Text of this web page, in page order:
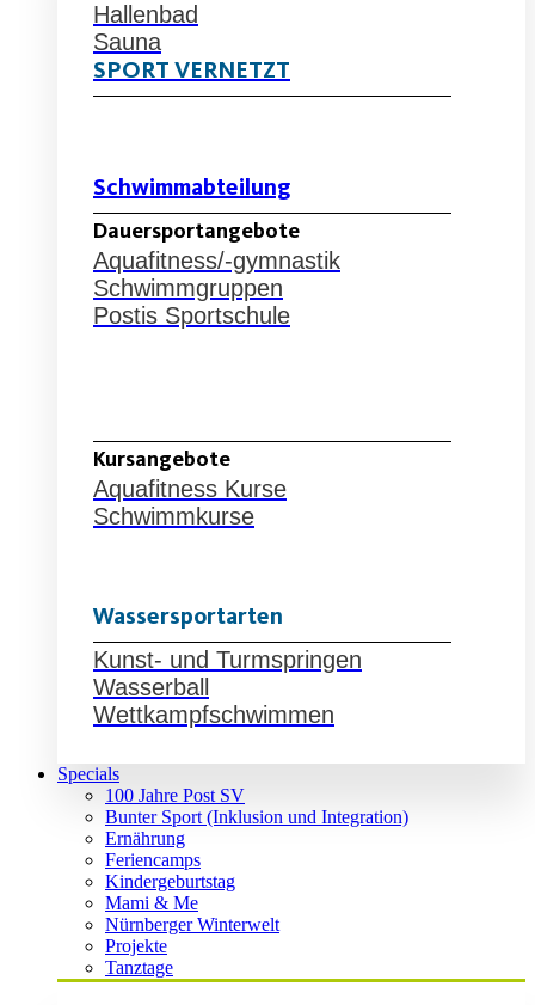
Hallenbad
Sauna
SPORT VERNETZT
Schwimmabteilung
Dauersportangebote
Aquafitness/-gymnastik
Schwimmgruppen
Postis Sportschule
Kursangebote
Aquafitness Kurse
Schwimmkurse
Wassersportarten
Kunst- und Turmspringen
Wasserball
Wettkampfschwimmen
Specials
100 Jahre Post SV
Bunter Sport (Inklusion und Integration)
Ernährung
Feriencamps
Kindergeburtstag
Mami & Me
Nürnberger Winterwelt
Projekte
Tanztage